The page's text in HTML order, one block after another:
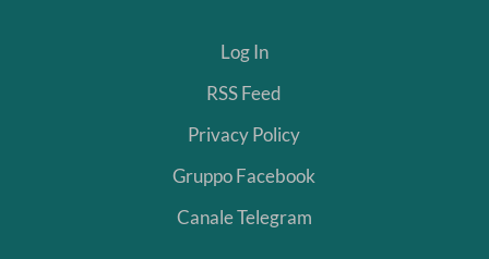
Log In
RSS Feed
Privacy Policy
Gruppo Facebook
Canale Telegram